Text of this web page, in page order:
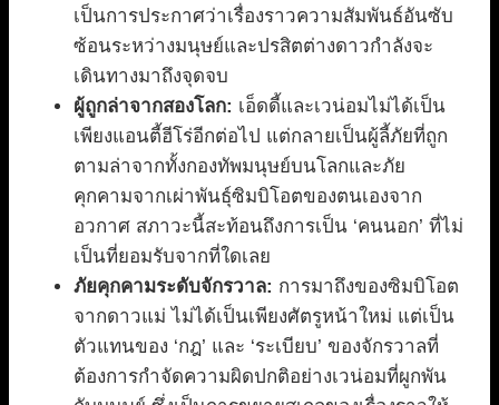
เป็นการประกาศว่าเรื่องราวความสัมพันธ์อันซับ
ซ้อนระหว่างมนุษย์และปรสิตต่างดาวกำลังจะ
เดินทางมาถึงจุดจบ
ผู้ถูกล่าจากสองโลก: เอ็ดดี้และเวน่อมไม่ได้เป็น
เพียงแอนตี้ฮีโร่อีกต่อไป แต่กลายเป็นผู้ลี้ภัยที่ถูก
ตามล่าจากทั้งกองทัพมนุษย์บนโลกและภัย
คุกคามจากเผ่าพันธุ์ซิมบิโอตของตนเองจาก
อวกาศ สภาวะนี้สะท้อนถึงการเป็น ‘คนนอก’ ที่ไม่
เป็นที่ยอมรับจากที่ใดเลย
ภัยคุกคามระดับจักรวาล: การมาถึงของซิมบิโอต
จากดาวแม่ ไม่ได้เป็นเพียงศัตรูหน้าใหม่ แต่เป็น
ตัวแทนของ ‘กฎ’ และ ‘ระเบียบ’ ของจักรวาลที่
ต้องการกำจัดความผิดปกติอย่างเวน่อมที่ผูกพัน